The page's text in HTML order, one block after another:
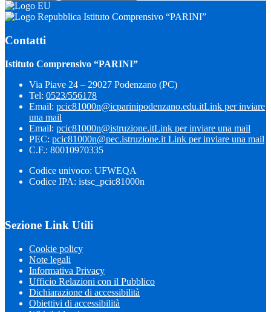
Istituto Comprensivo “PARINI”
Contatti
Istituto Comprensivo “PARINI”
Via Piave 24 – 29027 Podenzano (PC)
Tel: 0523/556178
Email: pcic81000n@icparinipodenzano.edu.itLink per inviare
una mail
Email: pcic81000n@istruzione.itLink per inviare una mail
PEC: pcic81000n@pec.istruzione.it Link per inviare una mail
C.F.: 80010970335
Codice univoco: UFWEQA
Codice IPA: istsc_pcic81000n
Sezione Link Utili
Cookie policy
Note legali
Informativa Privacy
Ufficio Relazioni con il Pubblico
Dichiarazione di accessibilità
Obiettivi di accessibilità